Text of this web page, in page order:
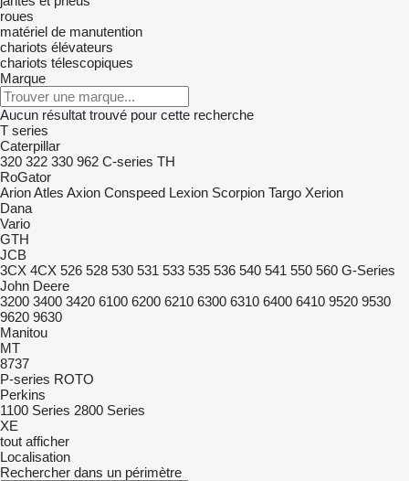
roues
matériel de manutention
chariots élévateurs
chariots télescopiques
Marque
Aucun résultat trouvé pour cette recherche
T series
Caterpillar
320 322 330 962 C-series TH
RoGator
ArionAtles Axion Conspeed Lexion Scorpion Targo Xerion
Dana
Vario
GTH
JCB
3CX 4CX 526 528 530 531 533 535 536 540 541 550 560 G-Series
John Deere
3200 3400 3420 6100 6200 6210 6300 6310 6400 6410 9520 9530
9620 9630
Manitou
MT
8737
P-series ROTO
Perkins
1100 Series 2800 Series
XE
tout afficher
Localisation
Rechercher dans un périmètre